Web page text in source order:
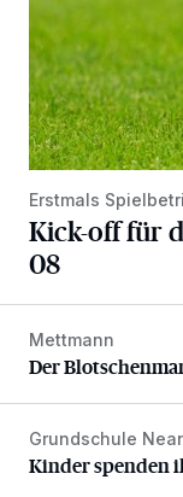
Erstmals
Kick-off für
08
Der
Mettmann
Der
Kinder spenden
Grundschule
Kinder spenden